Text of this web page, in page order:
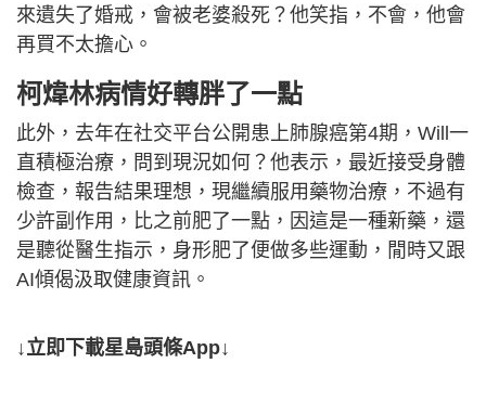
來遺失了婚戒，會被老婆殺死？他笑指，不會，他會
再買不太擔心。
柯煒林病情好轉胖了一點
此外，去年在社交平台公開患上肺腺癌第4期，Will一
直積極治療，問到現況如何？他表示，最近接受身體
檢查，報告結果理想，現繼續服用藥物治療，不過有
少許副作用，比之前肥了一點，因這是一種新藥，還
是聽從醫生指示，身形肥了便做多些運動，閒時又跟
AI傾偈汲取健康資訊。
↓立即下載星島頭條App↓